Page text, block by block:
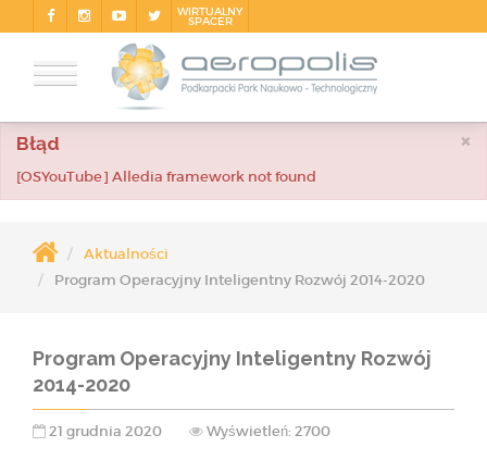
WIRTUALNY
SPACER
×
Błąd
[OSYouTube] Alledia framework not found
Aktualności
Program Operacyjny Inteligentny Rozwój 2014-2020
Program Operacyjny Inteligentny Rozwój
2014-2020
21 grudnia 2020 Wyświetleń: 2700